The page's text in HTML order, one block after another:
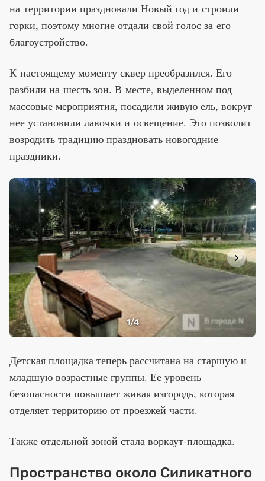
на территории праздновали Новый год и строили
горки, поэтому многие отдали свой голос за его
благоустройство.
К настоящему моменту сквер преобразился. Его
разбили на шесть зон. В месте, выделенном под
массовые мероприятия, посадили живую ель, вокруг
нее установили лавочки и освещение. Это позволит
возродить традицию праздновать новогодние
праздники.
1/4
Детская площадка теперь рассчитана на старшую и
младшую возрастные группы. Ее уровень
безопасности повышает живая изгородь, которая
отделяет территорию от проезжей части.
Также отдельной зоной стала воркаут-площадка.
Пространство около Силикатного